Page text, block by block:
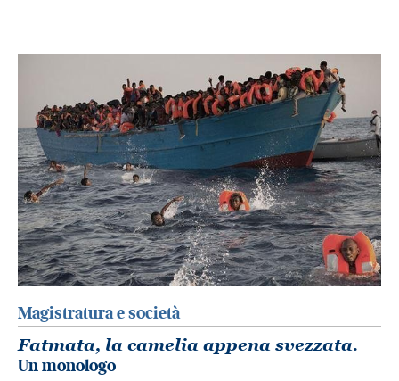
Magistratura e società
Fatmata, la camelia appena svezzata.
Un monologo